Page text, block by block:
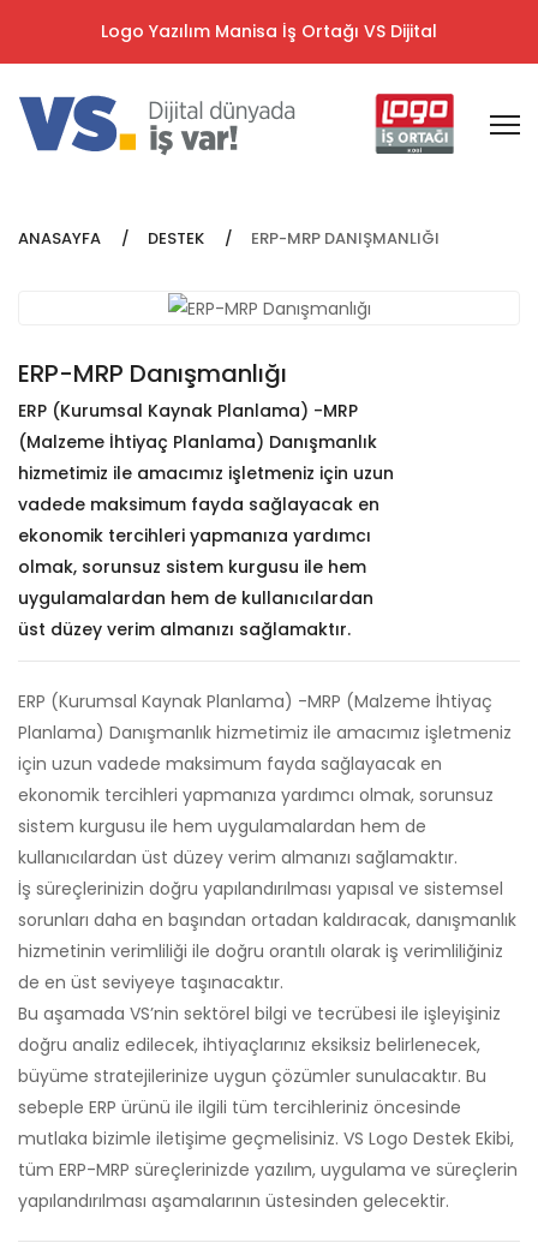
Logo Yazılım Manisa İş Ortağı VS Dijital
ANASAYFA DESTEK ERP-MRP DANIŞMANLIĞI
ERP-MRP Danışmanlığı
ERP (Kurumsal Kaynak Planlama) -MRP
(Malzeme İhtiyaç Planlama) Danışmanlık
hizmetimiz ile amacımız işletmeniz için uzun
vadede maksimum fayda sağlayacak en
ekonomik tercihleri yapmanıza yardımcı
olmak, sorunsuz sistem kurgusu ile hem
uygulamalardan hem de kullanıcılardan
üst düzey verim almanızı sağlamaktır.
ERP (Kurumsal Kaynak Planlama) -MRP (Malzeme İhtiyaç
Planlama) Danışmanlık hizmetimiz ile amacımız işletmeniz
için uzun vadede maksimum fayda sağlayacak en
ekonomik tercihleri yapmanıza yardımcı olmak, sorunsuz
sistem kurgusu ile hem uygulamalardan hem de
kullanıcılardan üst düzey verim almanızı sağlamaktır.
İş süreçlerinizin doğru yapılandırılması yapısal ve sistemsel
sorunları daha en başından ortadan kaldıracak, danışmanlık
hizmetinin verimliliği ile doğru orantılı olarak iş verimliliğiniz
de en üst seviyeye taşınacaktır.
Bu aşamada VS’nin sektörel bilgi ve tecrübesi ile işleyişiniz
doğru analiz edilecek, ihtiyaçlarınız eksiksiz belirlenecek,
büyüme stratejilerinize uygun çözümler sunulacaktır. Bu
sebeple ERP ürünü ile ilgili tüm tercihleriniz öncesinde
mutlaka bizimle iletişime geçmelisiniz. VS Logo Destek Ekibi,
tüm ERP-MRP süreçlerinizde yazılım, uygulama ve süreçlerin
yapılandırılması aşamalarının üstesinden gelecektir.